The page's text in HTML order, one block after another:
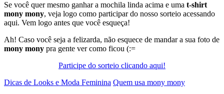
Se você quer mesmo ganhar a mochila linda acima e uma t-shirt
mony mony, veja logo como participar do nosso sorteio acessando
aqui. Vem logo antes que você esqueça!
Ah! Caso você seja a felizarda, não esquece de mandar a sua foto de
mony mony pra gente ver como ficou (:=
Participe do sorteio clicando aqui!
Dicas de Looks e Moda Feminina Quem usa mony mony